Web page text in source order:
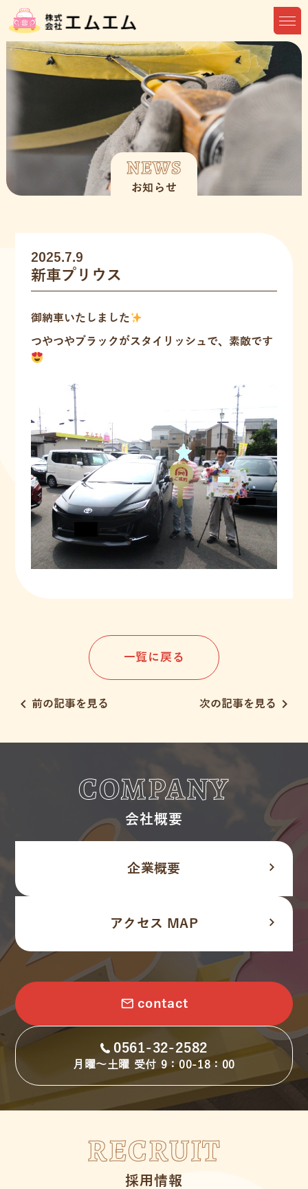
NEWS
お知らせ
2025.7.9
新車プリウス
御納車いたしました
つやつやブラックがスタイリッシュで、素敵です
一覧に戻る
chevron_left 前の記事を見る 次の記事を見る chevron_right
COMPANY
会社概要
企業概要 navigate_next
アクセス MAP navigate_next
0561-32-2582
月曜～土曜 受付 9：00-18：00
email contact
RECRUIT
採用情報